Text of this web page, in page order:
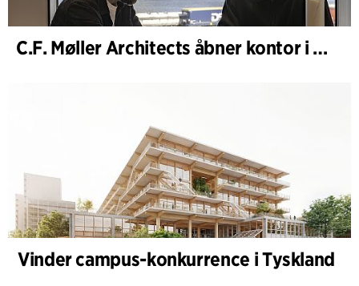
C.F. Møller Architects åbner kontor i Göteborg
Vinder campus-konkurrence i Tyskland